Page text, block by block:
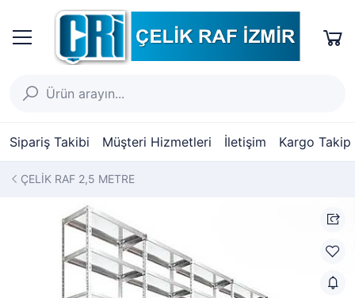
Sipariş Takibi Müşteri Hizmetleri İletişim Kargo Takip
ÇELİK RAF 2,5 METRE